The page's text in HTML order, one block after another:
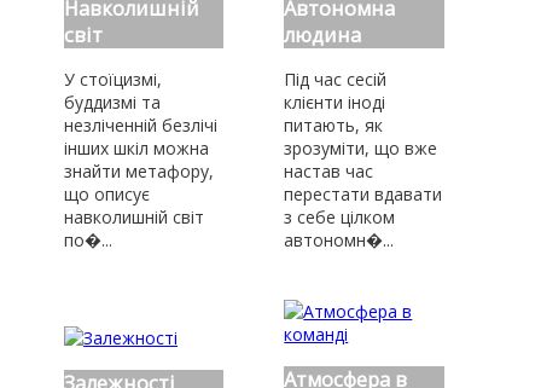
Навколишній
світ
У стоїцизмі,
буддизмі та
незліченній безлічі
інших шкіл можна
знайти метафору,
що описує
навколишній світ
по�...
Автономна
людина
Під час сесій
клієнти іноді
питають, як
зрозуміти, що вже
настав час
перестати вдавати
з себе цілком
автономн�...
Атмосфера в